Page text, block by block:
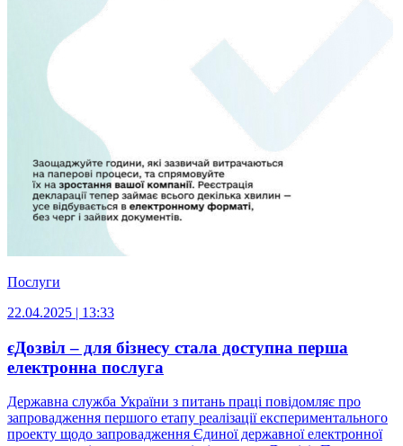
Послуги
22.04.2025 | 13:33
єДозвіл – для бізнесу стала доступна перша
електронна послуга
Державна служба України з питань праці повідомляє про
запровадження першого етапу реалізації експериментального
проекту щодо запровадження Єдиної державної електронної